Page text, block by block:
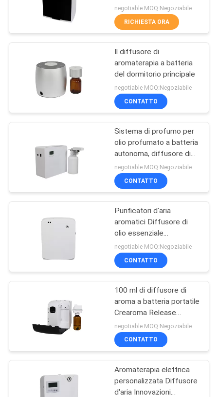
CONTATTICI
NOTIZIE
RICHIEDA
UNA
POLITICA
Diffusore
automatico di
fragranza
75
erogazione del
profumo
49
Diffusore di
profumo Hvac
Diffusore di aromi a
batteria
negotiable MOQ:Negoziabile
RICHIESTA ORA
Il diffusore di
aromaterapia a batteria
del dormitorio principale
negotiable MOQ:Negoziabile
CONTATTO
Sistema di profumo per
olio profumato a batteria
autonoma, diffusore di
aroma, ventilatore 45dba
Rumore
negotiable MOQ:Negoziabile
CONTATTO
Purificatori d'aria
aromatici Diffusore di
olio essenziale
Umidificatore 100 ml
Bianco Colore semplice
negotiable MOQ:Negoziabile
CONTATTO
100 ml di diffusore di
aroma a batteria portatile
Crearoma Release
Pressure Aromaterapia
negotiable MOQ:Negoziabile
CONTATTO
Aromaterapia elettrica
personalizzata Diffusore
d'aria Innovazioni